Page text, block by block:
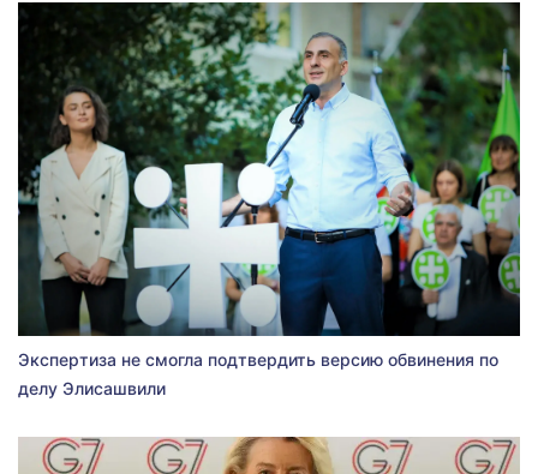
Экспертиза не смогла подтвердить версию обвинения по
делу Элисашвили